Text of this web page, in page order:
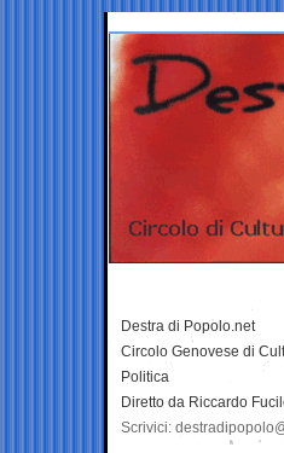
Destra di Popolo.net
Circolo Genovese di
Politica
Diretto da Riccardo
Scrivici: